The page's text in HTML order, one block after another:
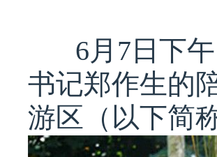
6月7日下
书记郑作生的
游区（以下简